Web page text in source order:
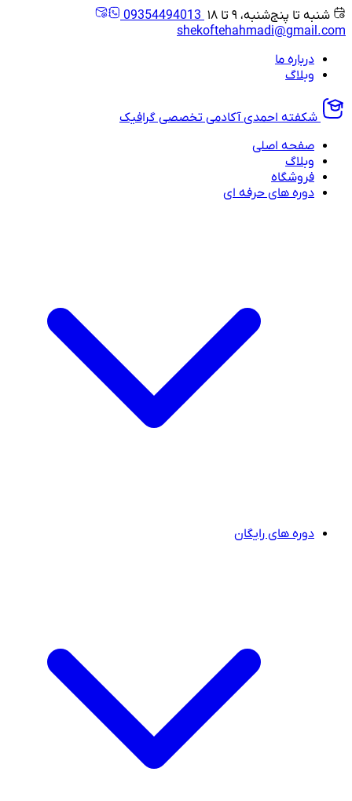
شنبه تا پنج‌شنبه، ۹ تا ۱۸
09354494013
shekoftehahmadi@gmail.com
درباره ما
وبلاگ
شکفته احمدی آکادمی تخصصی گرافیک
صفحه اصلی
وبلاگ
فروشگاه
دوره های حرفه ای
دوره های رایگان